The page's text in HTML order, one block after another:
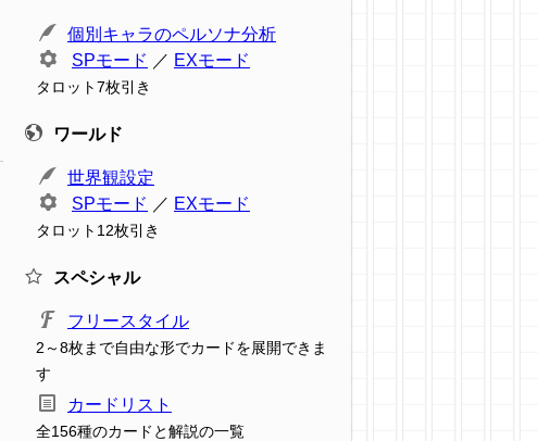
個別キャラのペルソナ分析
SPモード ／ EXモード
タロット7枚引き
ワールド
世界観設定
SPモード ／ EXモード
タロット12枚引き
スペシャル
フリースタイル
2～8枚まで自由な形でカードを展開できま
す
カードリスト
全156種のカードと解説の一覧